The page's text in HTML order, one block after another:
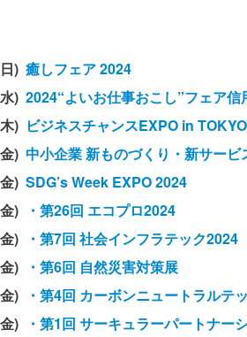
) 癒しフェア 2024
) 2024“よいお仕事おこし”フェア
) ビジネスチャンスEXPO in TOKYO
) 中小企業 新ものづくり・新サービ
) SDG’s Week EXPO 2024
)
・第26回 エコプロ2024
)
・第7回 社会インフラテック2024
)
・第6回 自然災害対策展
)
・第4回 カーボンニュートラルテ
)
・第1回 サーキュラーパートナー